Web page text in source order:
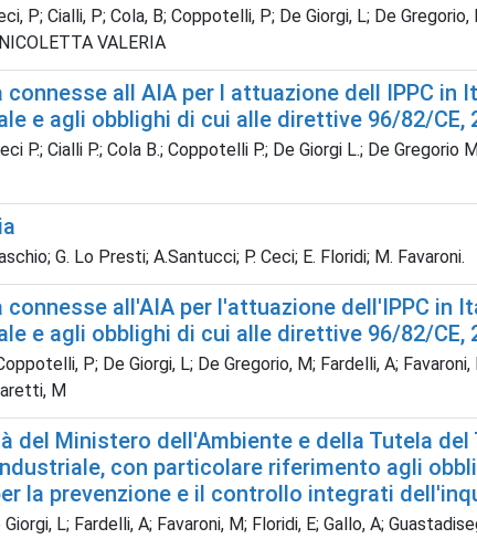
P; Cialli, P; Cola, B; Coppotelli, P; De Giorgi, L; De
VALERIA
all AIA per l attuazione dell IPPC
e agli obblighi di cui alle direttive 96/82/CE,
P.; Cialli P.; Cola B.; Coppotelli P.; De Giorgi L.; De Gregorio
G. Lo Presti; A.Santucci; P. Ceci; E. Floridi; M. Favaroni.
all'AIA per l'attuazione dell'IPPC in
e agli obblighi di cui alle direttive 96/82/CE,
P; De Giorgi, L; De Gregorio, M; Fardelli, A;
M
Ministero dell'Ambiente e della Tutela
con particolare riferimento agli
la prevenzione e il controllo integrati
L; Fardelli, A; Favaroni, M; Floridi, E; Gallo, A;